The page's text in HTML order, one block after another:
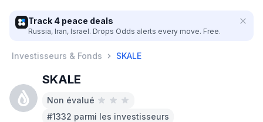
Track 4 peace deals
Russia, Iran, Israel. Drops Odds alerts every move. Free.
Investisseurs & Fonds SKALE
SKALE
Non évalué
#1332 parmi les investisseurs